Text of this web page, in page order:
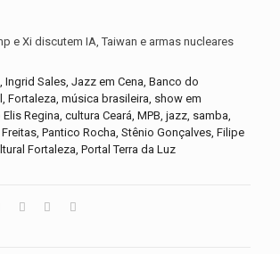
e Xi discutem IA, Taiwan e armas nucleares
Ingrid Sales, Jazz em Cena, Banco do
Fortaleza, música brasileira, show em
Regina, cultura Ceará, MPB, jazz, samba,
Pantico Rocha, Stênio Gonçalves, Filipe
Fortaleza, Portal Terra da Luz